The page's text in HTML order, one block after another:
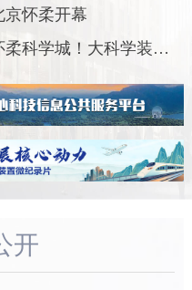
京怀柔开幕
科学城！大科学装置
开